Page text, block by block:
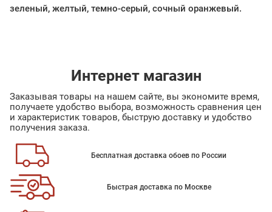
зеленый, желтый, темно-серый, сочный оранжевый.
Интернет магазин
Заказывая товары на нашем сайте, вы экономите время,
получаете удобство выбора, возможность сравнения цен
и характеристик товаров, быструю доставку и удобство
получения заказа.
Бесплатная доставка обоев по России
Быстрая доставка по Москве